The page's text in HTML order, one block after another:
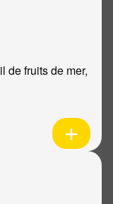
de fruits de mer,